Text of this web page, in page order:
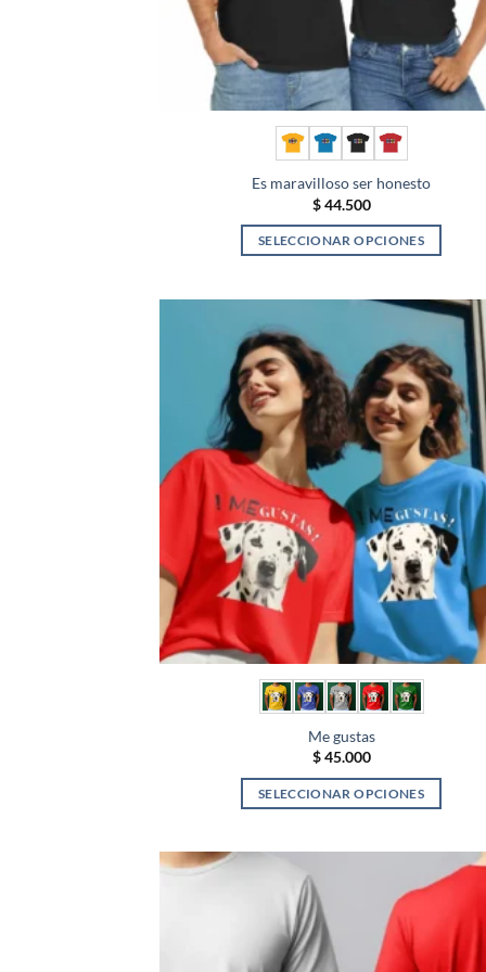
Es maravilloso ser honesto
$44.500
SELECCIONAR OPCIONES
múltiples
variantes.
Las
opciones
se
pueden
elegir
en
página
de
producto
Me gustas
$45.000
SELECCIONAR OPCIONES
múltiples
variantes.